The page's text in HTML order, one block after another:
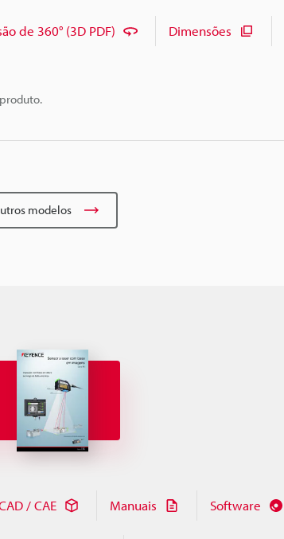
de 360° (3D PDF) Dimensões
modelos
/ CAE Manuais Software